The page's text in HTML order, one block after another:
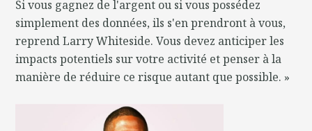
Si vous gagnez de l'argent ou si vous possédez
simplement des données, ils s'en prendront à vous,
reprend Larry Whiteside. Vous devez anticiper les
impacts potentiels sur votre activité et penser à la
manière de réduire ce risque autant que possible. »